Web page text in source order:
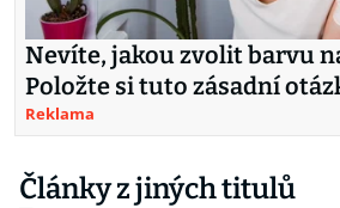
Nevíte, jakou zvolit barvu
Položte si tuto zásadní
Reklama
Články z jiných titulů